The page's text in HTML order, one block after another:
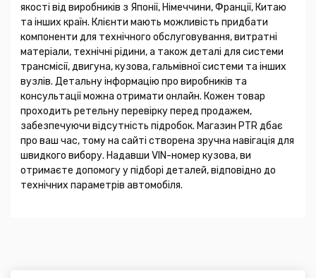
якості від виробників з Японії, Німеччини, Франції, Китаю
та інших країн. Клієнти мають можливість придбати
компоненти для технічного обслуговування, витратні
матеріали, технічні рідини, а також деталі для системи
трансмісії, двигуна, кузова, гальмівної системи та інших
вузлів. Детальну інформацію про виробників та
консультації можна отримати онлайн. Кожен товар
проходить ретельну перевірку перед продажем,
забезпечуючи відсутність підробок. Магазин PTR дбає
про ваш час, тому на сайті створена зручна навігація для
швидкого вибору. Надавши VIN-номер кузова, ви
отримаєте допомогу у підборі деталей, відповідно до
технічних параметрів автомобіля.